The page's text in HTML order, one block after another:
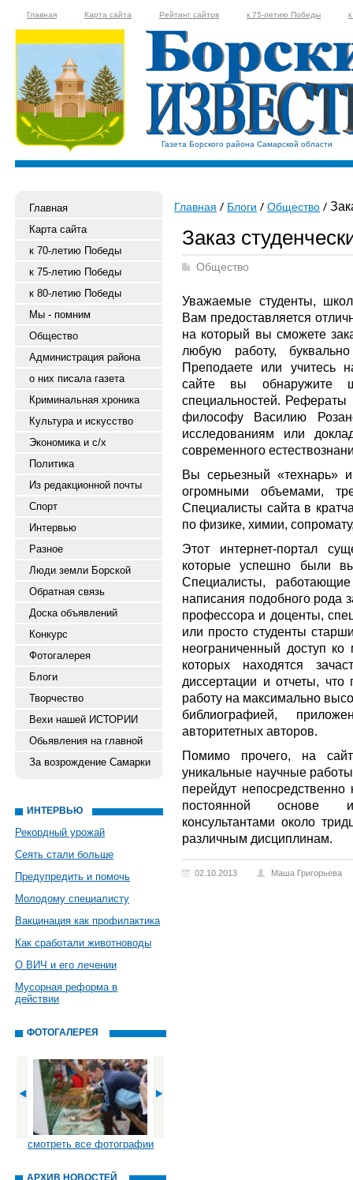
Главная Карта сайта Рейтинг сайтов к 75-летию Победы
Газета Борского района Самарской области
Главная
Карта сайта
к 70-летию Победы
к 75-летию Победы
к 80-летию Победы
Мы - помним
Общество
Администрация района
о них писала газета
Криминальная хроника
Культура и искусство
Экономика и с/х
Политика
Из редакционной почты
Спорт
Интервью
Разное
Люди земли Борской
Обратная связь
Доска объявлений
Конкурс
Фотогалерея
Блоги
Творчество
Вехи нашей ИСТОРИИ
Обьявления на главной
За возрождение Самарки
ИНТЕРВЬЮ
Рекордный урожай
Сеять стали больше
Предупредить и помочь
Молодому специалисту
Вакцинация как профилактика
Как сработали животноводы
О ВИЧ и его лечении
Мусорная реформа в
действии
ФОТОГАЛЕРЕЯ
смотреть все фотографии
АРХИВ НОВОСТЕЙ
Главная Блоги Общество
Заказ
Общество
Уважаемые студенты,
Вам предоставляется
на который вы сможете
любую работу,
Преподаете или учитесь
сайте вы обнаружите
специальностей.
философу Василию
исследованиям или
современного
Вы серьезный «технарь»
огромными объемами,
Специалисты сайта в
по физике, химии,
Этот интернет-портал
которые успешно были
Специалисты,
написания подобного рода
профессора и доценты,
или просто студенты
неограниченный доступ
которых находятся
диссертации и отчеты,
работу на максимально
библиографией,
авторитетных авторов.
Помимо прочего, на
уникальные научные
перейдут
постоянной основе
консультантами около
различным дисциплинам.
02.10.2013 Маша Григорьева